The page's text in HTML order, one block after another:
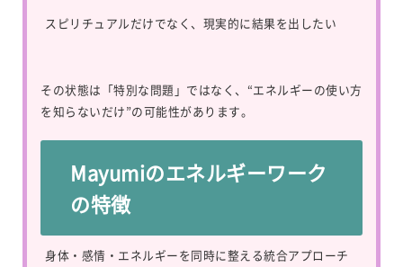
スピリチュアルだけでなく、現実的に結果を出したい
その状態は「特別な問題」ではなく、“エネルギーの使い方
を知らないだけ”の可能性があります。
Mayumiのエネルギーワーク
の特徴
身体・感情・エネルギーを同時に整える統合アプローチ